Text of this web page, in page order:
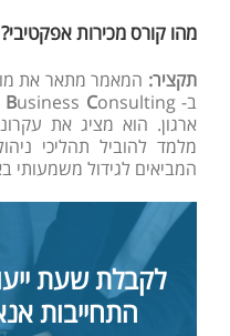
מהו קורס מכירות אפקטיבי?
תקציר: המאמר מתאר את
ב-
Business C
ארגון. הוא מציג את
מלמד להוביל תהליכי
המביאים לגידול משמעותי
לקבלת שעת
התחייבות